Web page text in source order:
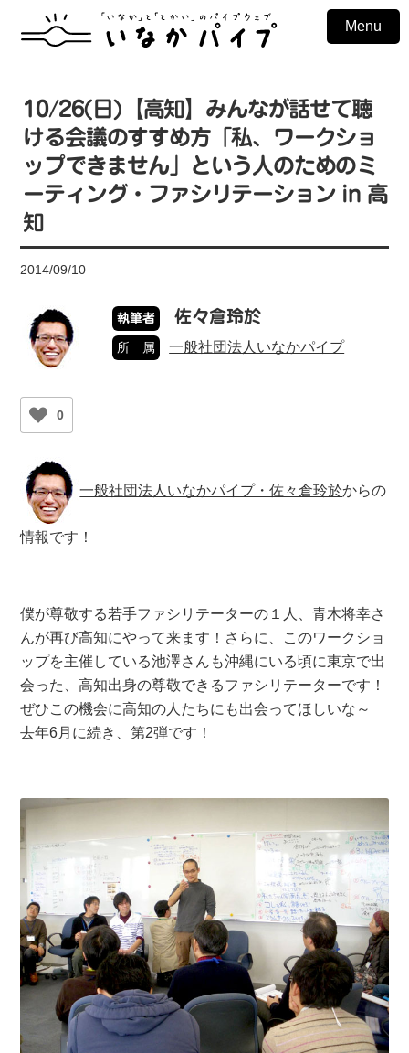
Menu
10/26(日)【高知】みんなが話せて聴
ける会議のすすめ方「私、ワークショ
ップできません」という人のためのミ
ーティング・ファシリテーション in 高
知
2014/09/10
執筆者 佐々倉玲於
所 属 一般社団法人いなかパイプ
0
一般社団法人いなかパイプ・佐々倉玲於からの
情報です！
僕が尊敬する若手ファシリテーターの１人、青木将幸さ
んが再び高知にやって来ます！さらに、このワークショ
ップを主催している池澤さんも沖縄にいる頃に東京で出
会った、高知出身の尊敬できるファシリテーターです！
ぜひこの機会に高知の人たちにも出会ってほしいな～
去年6月に続き、第2弾です！